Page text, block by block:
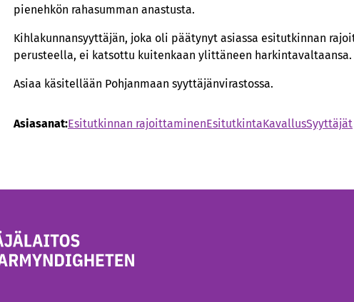
pienehkön rahasumman anastusta.
Kihlakunnansyyttäjän, joka oli päätynyt asiassa esitutkinnan
perusteella, ei katsottu kuitenkaan ylittäneen harkintavaltaansa.
Asiaa käsitellään Pohjanmaan syyttäjänvirastossa.
Asiasanat:Esitutkinnan rajoittaminenEsitutkintaKavallusSyyttäjät